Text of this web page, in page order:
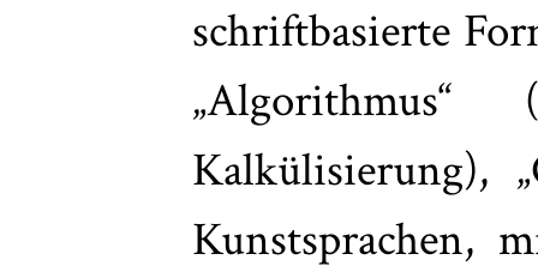
schriftbasierte
Kalkülisierung),
Kunstsprachen,